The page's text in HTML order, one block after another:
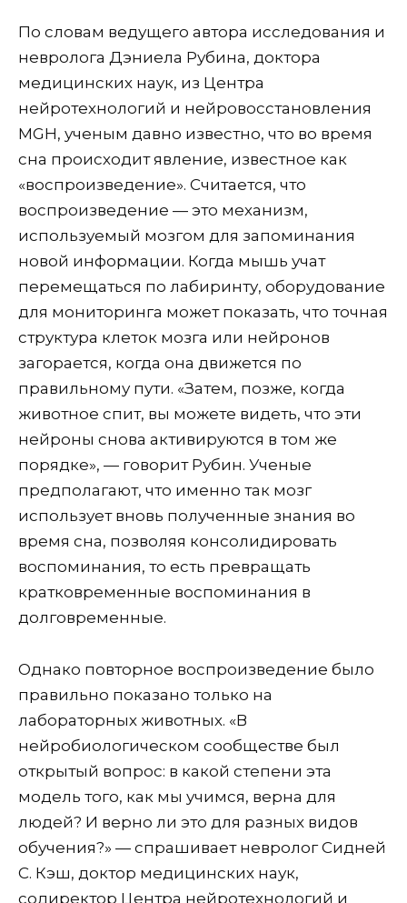
По словам ведущего автора исследования и
невролога Дэниела Рубина, доктора
медицинских наук, из Центра
нейротехнологий и нейровосстановления
MGH, ученым давно известно, что во время
сна происходит явление, известное как
«воспроизведение». Считается, что
воспроизведение — это механизм,
используемый мозгом для запоминания
новой информации. Когда мышь учат
перемещаться по лабиринту, оборудование
для мониторинга может показать, что точная
структура клеток мозга или нейронов
загорается, когда она движется по
правильному пути. «Затем, позже, когда
животное спит, вы можете видеть, что эти
нейроны снова активируются в том же
порядке», — говорит Рубин. Ученые
предполагают, что именно так мозг
использует вновь полученные знания во
время сна, позволяя консолидировать
воспоминания, то есть превращать
кратковременные воспоминания в
долговременные.
Однако повторное воспроизведение было
правильно показано только на
лабораторных животных. «В
нейробиологическом сообществе был
открытый вопрос: в какой степени эта
модель того, как мы учимся, верна для
людей? И верно ли это для разных видов
обучения?» — спрашивает невролог Сидней
С. Кэш, доктор медицинских наук,
содиректор Центра нейротехнологий и